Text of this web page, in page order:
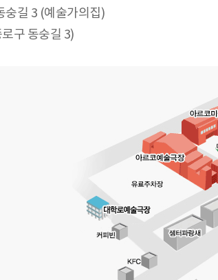
숭길 3 (예술가의집)
구 동숭길 3)